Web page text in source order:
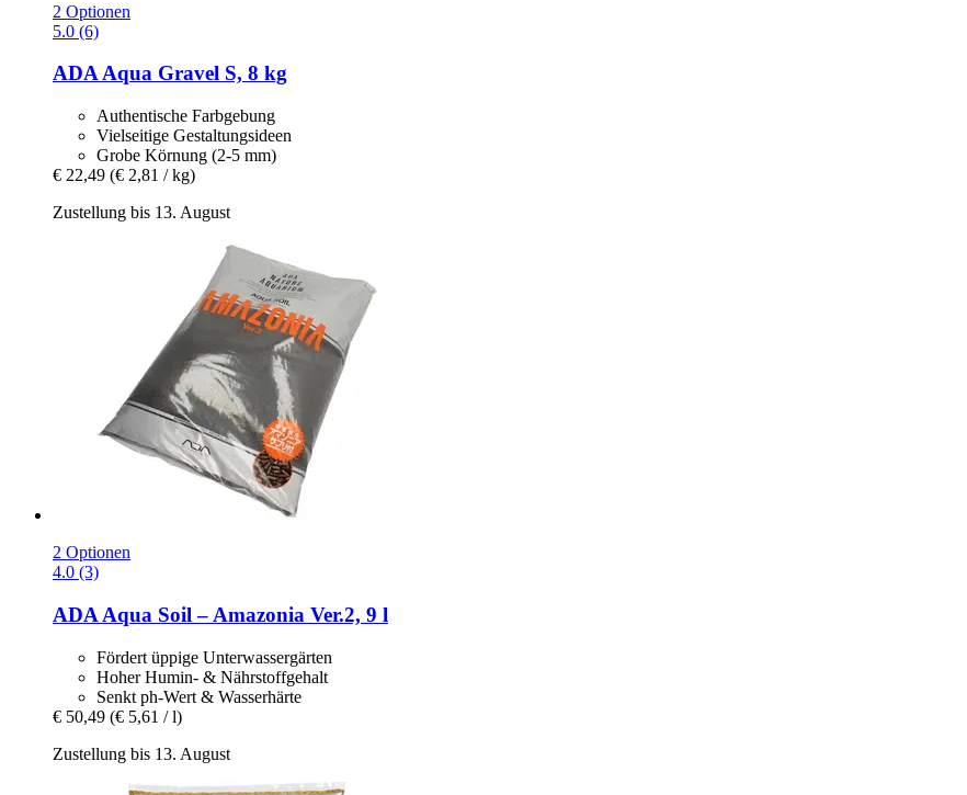
2 Optionen
5.0 (6)
ADAAqua Gravel S, 8 kg
Authentische Farbgebung
Vielseitige Gestaltungsideen
Grobe Körnung (2-5 mm)
€ 22,49 (€ 2,81 / kg)
Zustellung bis 13. August
2 Optionen
4.0 (3)
ADA Aqua Soil – Amazonia Ver.2, 9 l
Fördert üppige Unterwassergärten
Hoher Humin- & Nährstoffgehalt
Senkt ph-Wert & Wasserhärte
€ 50,49 (€ 5,61 / l)
Zustellung bis 13. August